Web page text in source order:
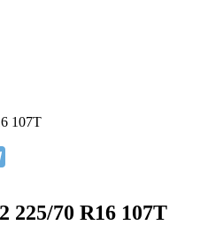
107T
225/70 R16 107T